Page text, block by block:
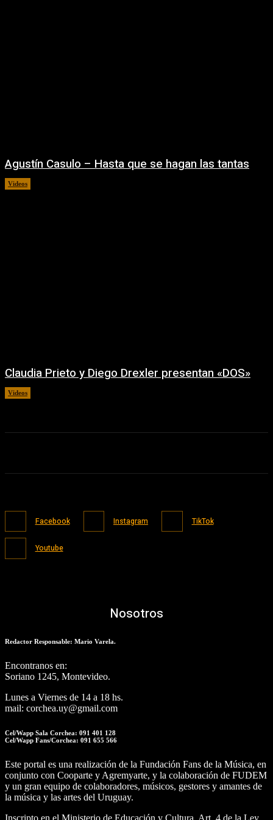
Agustín Casulo – Hasta que se hagan las tantas
Videos
Claudia Prieto y Diego Drexler presentan «DOS»
Videos
Facebook Instagram TikTok
Youtube
Nosotros
Redactor Responsable: Mario Varela.
Encontranos en:
Soriano 1245, Montevideo.
Lunes a Viernes de 14 a 18 hs.
mail: corchea.uy@gmail.com
Cel/Wapp Sala Corchea: 091 401 128
Cel/Wapp Fans/Corchea: 091 655 566
Este portal es una realización de la Fundación Fans de la Música, en
conjunto con Cooparte y Agremyarte, y la colaboración de FUDEM
y un gran equipo de colaboradores, músicos, gestores y amantes de
la música y las artes del Uruguay.
Inscripto en el Ministerio de Educación y Cultura, Art. 4 de la Ley